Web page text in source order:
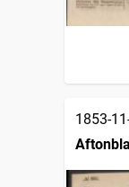
1853-